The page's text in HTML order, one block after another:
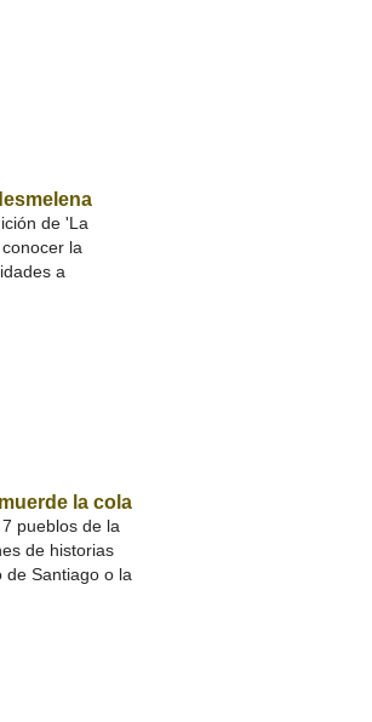
de 'La
la
a
la cola
pueblos de la
de historias
de Santiago o la